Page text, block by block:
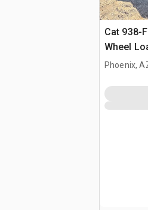
Cat 938-
Wheel
Phoenix,